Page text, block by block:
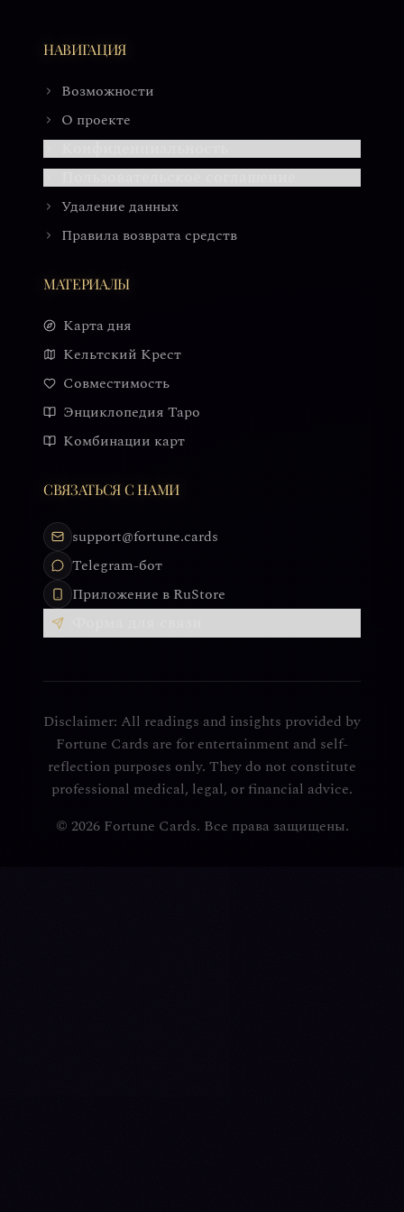
НАВИГАЦИЯ
Возможности
О проекте
Удаление данных
Правила возврата средств
МАТЕРИАЛЫ
Карта дня
Кельтский Крест
Совместимость
Энциклопедия Таро
Комбинации карт
СВЯЗАТЬСЯ С НАМИ
support@fortune.cards
Telegram-бот
Приложение в RuStore
Disclaimer: All readings and insights provided by
Fortune Cards are for entertainment and self-
reflection purposes only. They do not constitute
professional medical, legal, or financial advice.
© 2026 Fortune Cards. Все права защищены.